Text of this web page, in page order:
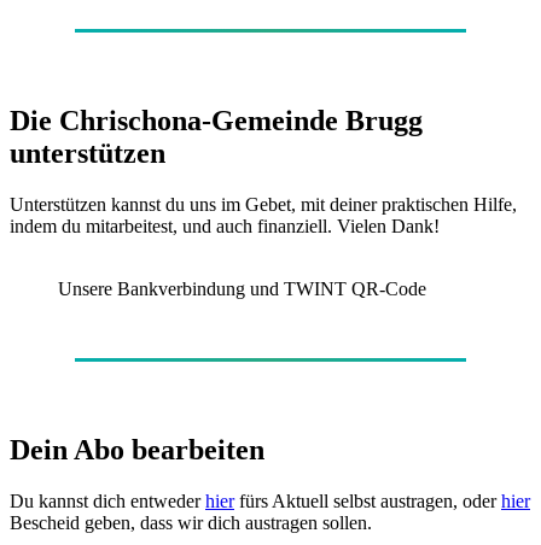
Die Chrischona-Gemeinde Brugg
unterstützen
Unterstützen kannst du uns im Gebet, mit deiner praktischen Hilfe,
indem du mitarbeitest, und auch finanziell. Vielen Dank!
Unsere Bankverbindung und TWINT QR-Code
Dein Abo bearbeiten
Du kannst dich entwederhierfürs Aktuell selbst austragen, oderhier
Bescheid geben, dass wir dich austragen sollen.